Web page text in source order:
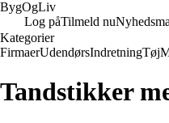
BygOgLiv
Log påTilmeld nu
Kategorier
FirmaerUdendørsIndretningTøj
Tandstikker